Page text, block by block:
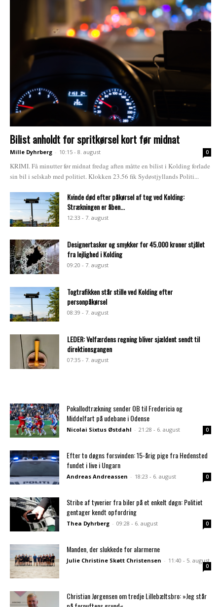
Bilist anholdt for spritkørsel kort før midnat
Mille Dyhrberg - 10:15 - 8. august 0
KRIMI. Få minutter før midnat fredag aften måtte en bilist i Kolding forlade
sin bil i selskab med politiet. Klokken 23.56 fik Sydøstjyllands Politi...
Kvinde død efter påkørsel af tog ved Kolding:
Strækningen er åben...
12:33 - 7. august
Designertasker og smykker for 45.000 kroner stjålet
fra lejlighed i Kolding
09:20 - 7. august
Togtrafikken står stille ved Kolding efter
personpåkørsel
08:39 - 7. august
LEDER: Velfærdens regning bliver sjældent sendt til
direktionsgangen
07:35 - 7. august
Pokallodtrækning sender OB til Fredericia og
Middelfart på udebane i Odense
Nicolai Sixtus Østdahl - 21:28 - 6. august 0
Efter to døgns forsvinden: 15-årig pige fra Hedensted
fundet i live i Ungarn
Andreas Andreassen - 18:23 - 6. august 0
Stribe af tyverier fra biler på et enkelt døgn: Politiet
gentager kendt opfordring
Thea Dyhrberg - 09:28 - 6. august 0
Manden, der slukkede for alarmerne
Julie Christine Skøtt Christensen - 11:40 - 5. august
0
Christian Jørgensen om tredje Lillebæltsbro: »Jeg står